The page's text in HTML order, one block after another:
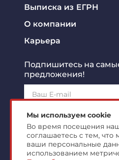
Выписка из ЕГРН
О компании
Карьера
Подпишитесь на
предложения!
Я ознакомлен сполитикой
согласен наобработку
Мы используем cookie
Во время посещения
соглашаетесь с тем,
ваши персональные
использованием